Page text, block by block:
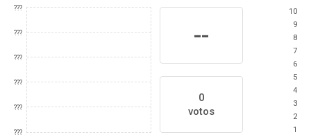
???
???
???
???
???
???
--
0
votos
10
9
8
7
6
5
4
3
2
1